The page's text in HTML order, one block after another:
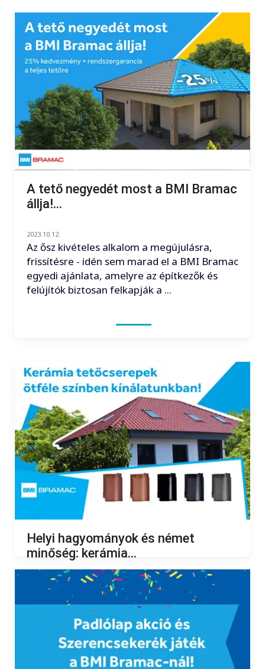
A tető negyedét most a BMI Bramac
állja!...
2023.10.12.
Az ősz kivételes alkalom a megújulásra,
frissítésre - idén sem marad el a BMI Bramac
egyedi ajánlata, amelyre az építkezők és
felújítók biztosan felkapják a ...
Helyi hagyományok és német
minőség: kerámia...
2023.09.15.